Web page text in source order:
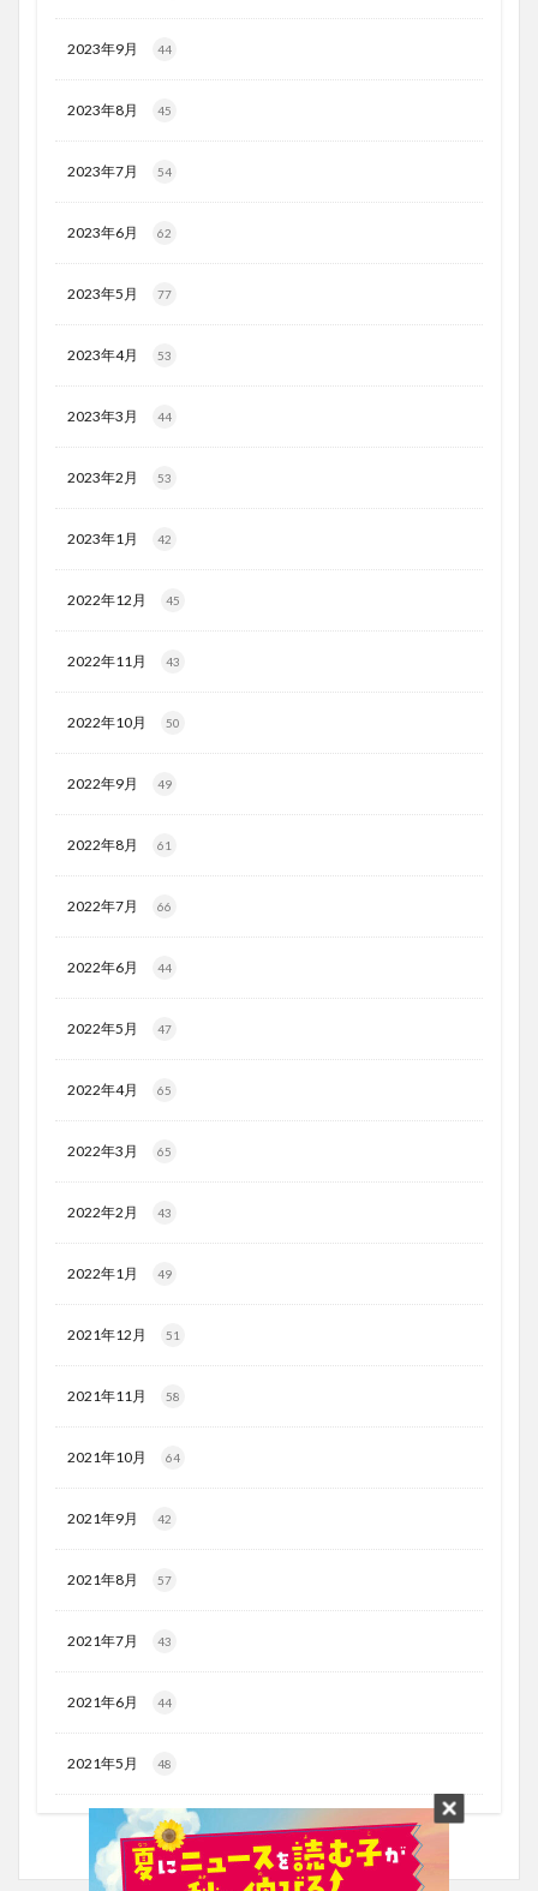
2023年9月 44
2023年8月 45
2023年7月 54
2023年6月 62
2023年5月 77
2023年4月 53
2023年3月 44
2023年2月 53
2023年1月 42
2022年12月 45
2022年11月 43
2022年10月 50
2022年9月 49
2022年8月 61
2022年7月 66
2022年6月 44
2022年5月 47
2022年4月 65
2022年3月 65
2022年2月 43
2022年1月 49
2021年12月 51
2021年11月 58
2021年10月 64
2021年9月 42
2021年8月 57
2021年7月 43
2021年6月 44
2021年5月 48